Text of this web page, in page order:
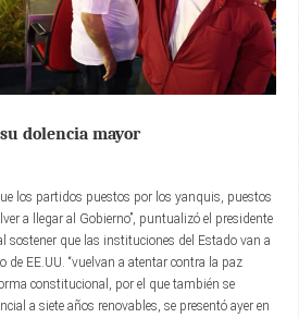
dolencia mayor
los partidos puestos por los yanquis, puestos
a llegar al Gobierno”, puntualizó el presidente
sostener que las instituciones del Estado van a
de EE.UU. “vuelvan a atentar contra la paz
constitucional, por el que también se
a siete años renovables, se presentó ayer en